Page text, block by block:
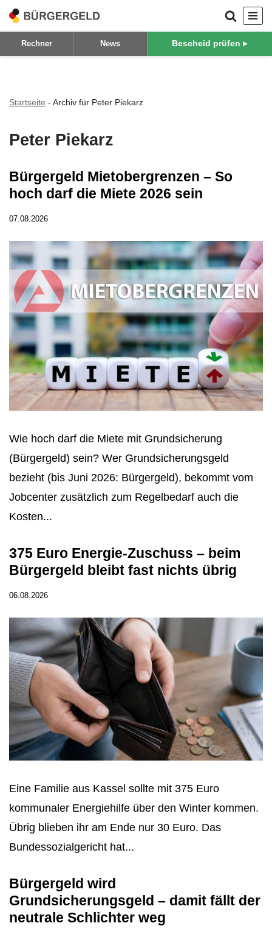
Zum
Inhalt
Rechner News Bescheid prüfen ▸
Startseite - Archiv für Peter Piekarz
Peter Piekarz
Bürgergeld Mietobergrenzen – So
hoch darf die Miete 2026 sein
07.08.2026
Wie hoch darf die Miete mit Grundsicherung
(Bürgergeld) sein? Wer Grundsicherungsgeld
bezieht (bis Juni 2026: Bürgergeld), bekommt vom
Jobcenter zusätzlich zum Regelbedarf auch die
Kosten...
375 Euro Energie-Zuschuss – beim
Bürgergeld bleibt fast nichts übrig
06.08.2026
Eine Familie aus Kassel sollte mit 375 Euro
kommunaler Energiehilfe über den Winter kommen.
Übrig blieben ihr am Ende nur 30 Euro. Das
Bundessozialgericht hat...
Bürgergeld wird
Grundsicherungsgeld – damit fällt der
neutrale Schlichter weg